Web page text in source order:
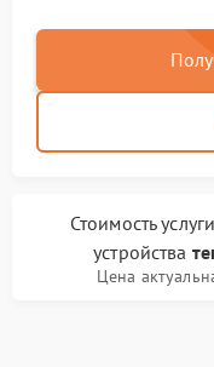
Стоимость услуги
устройства
Цена